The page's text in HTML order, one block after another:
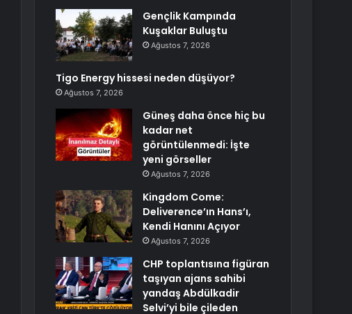
Gençlik Kampında
Kuşaklar Buluştu
Ağustos 7, 2026
Tigo Energy hissesi neden düşüyor?
Ağustos 7, 2026
Güneş daha önce hiç bu
kadar net
görüntülenmedi: İşte
yeni görseller
Ağustos 7, 2026
Kingdom Come:
Deliverence’ın Hans’ı,
Kendi Hanını Açıyor
Ağustos 7, 2026
CHP toplantısına figüran
taşıyan ajans sahibi
yandaş Abdülkadir
Selvi’yi bile çileden